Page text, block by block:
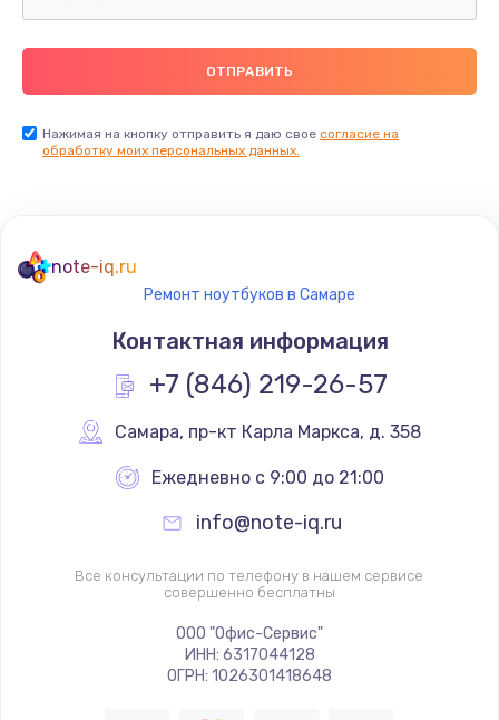
Нажимая на кнопку отправить я даю свое согласие на
обработку моих персональных данных.
note-iq.ru
Ремонт ноутбуков в Самаре
Контактная информация
+7 (846) 219-26-57
Самара, пр-кт Карла Маркса, д. 358
Ежедневно с 9:00 до 21:00
info@note-iq.ru
Все консультации по телефону в нашем сервисе
совершенно бесплатны
ООО "Офис-Сервис"
ИНН: 6317044128
ОГРН: 1026301418648